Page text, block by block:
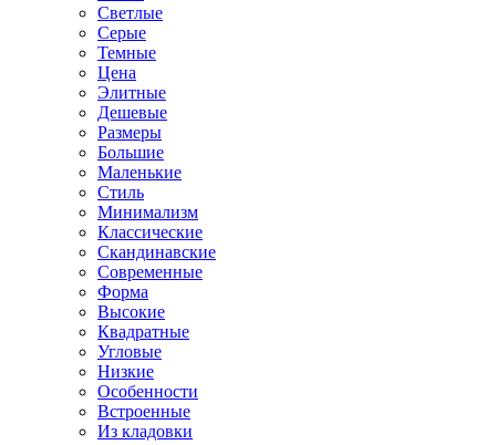
Светлые
Серые
Темные
Цена
Элитные
Дешевые
Размеры
Большие
Маленькие
Стиль
Минимализм
Классические
Скандинавские
Современные
Форма
Высокие
Квадратные
Угловые
Низкие
Особенности
Встроенные
Из кладовки